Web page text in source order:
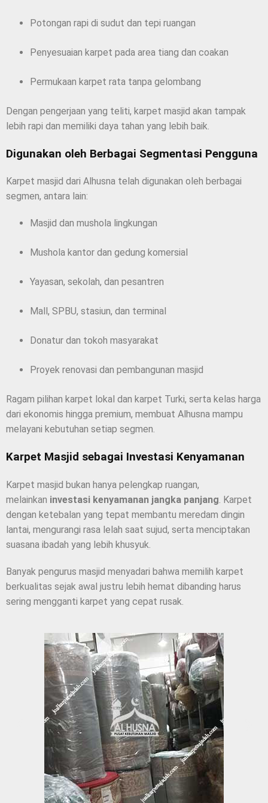
Potongan rapi di sudut dan tepi ruangan
Penyesuaian karpet pada area tiang dan coakan
Permukaan karpet rata tanpa gelombang
Dengan pengerjaan yang teliti, karpet masjid akan tampak
lebih rapi dan memiliki daya tahan yang lebih baik.
Digunakan oleh Berbagai Segmentasi Pengguna
Karpet masjid dari Alhusna telah digunakan oleh berbagai
segmen, antara lain:
Masjid dan mushola lingkungan
Mushola kantor dan gedung komersial
Yayasan, sekolah, dan pesantren
Mall, SPBU, stasiun, dan terminal
Donatur dan tokoh masyarakat
Proyek renovasi dan pembangunan masjid
Ragam pilihan karpet lokal dan karpet Turki, serta kelas harga
dari ekonomis hingga premium, membuat Alhusna mampu
melayani kebutuhan setiap segmen.
Karpet Masjid sebagai Investasi Kenyamanan
Karpet masjid bukan hanya pelengkap ruangan,
melainkan investasi kenyamanan jangka panjang. Karpet
dengan ketebalan yang tepat membantu meredam dingin
lantai, mengurangi rasa lelah saat sujud, serta menciptakan
suasana ibadah yang lebih khusyuk.
Banyak pengurus masjid menyadari bahwa memilih karpet
berkualitas sejak awal justru lebih hemat dibanding harus
sering mengganti karpet yang cepat rusak.